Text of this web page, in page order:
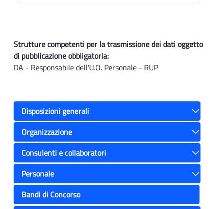
Strutture competenti per la trasmissione dei dati oggetto
di pubblicazione obbligatoria:
DA - Responsabile dell'U.O. Personale - RUP
Disposizioni generali
Toggle
Organizzazione
Toggle
Consulenti e collaboratori
Toggle
Personale
Toggle
Bandi di Concorso